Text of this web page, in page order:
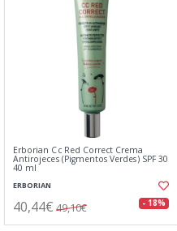
Erborian Cc Red Correct Crema
Antirojeces (Pigmentos Verdes) SPF 30
40 ml
ERBORIAN
40,44€ 49,10€ - 18%